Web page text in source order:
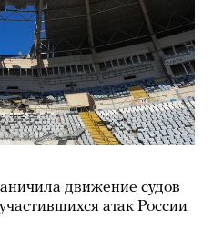
движение судов
атак России